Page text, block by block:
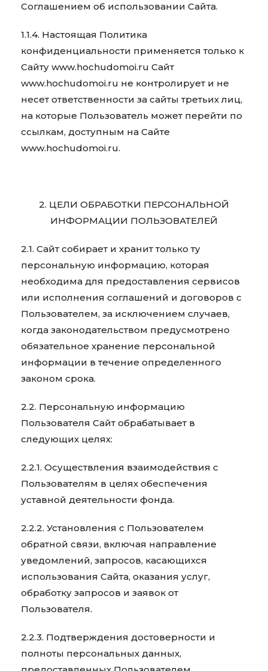
Соглашением об использовании Сайта.
1.1.4. Настоящая Политика
конфиденциальности применяется только к
Сайту www.hochudomoi.ru Сайт
www.hochudomoi.ru не контролирует и не
несет ответственности за сайты третьих лиц,
на которые Пользователь может перейти по
ссылкам, доступным на Сайте
www.hochudomoi.ru.
2. ЦЕЛИ ОБРАБОТКИ ПЕРСОНАЛЬНОЙ
ИНФОРМАЦИИ ПОЛЬЗОВАТЕЛЕЙ
2.1. Сайт собирает и хранит только ту
персональную информацию, которая
необходима для предоставления сервисов
или исполнения соглашений и договоров с
Пользователем, за исключением случаев,
когда законодательством предусмотрено
обязательное хранение персональной
информации в течение определенного
законом срока.
2.2. Персональную информацию
Пользователя Сайт обрабатывает в
следующих целях:
2.2.1. Осуществления взаимодействия с
Пользователям в целях обеспечения
уставной деятельности фонда.
2.2.2. Установления с Пользователем
обратной связи, включая направление
уведомлений, запросов, касающихся
использования Сайта, оказания услуг,
обработку запросов и заявок от
Пользователя.
2.2.3. Подтверждения достоверности и
полноты персональных данных,